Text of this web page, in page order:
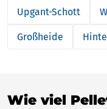
Upgant-Schott
Großheide Hinte
Wie viel